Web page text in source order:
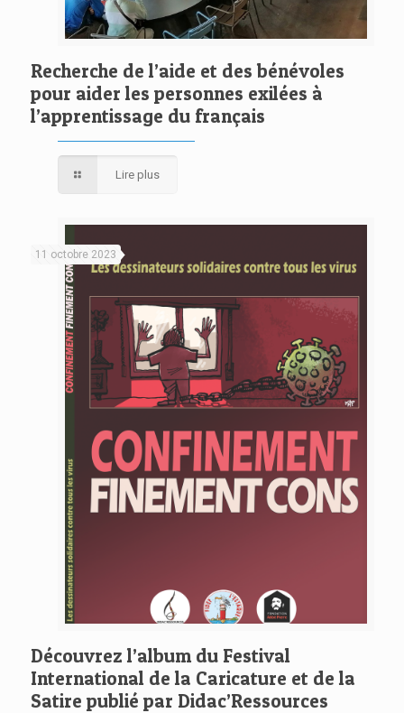
Recherche de l’aide et des bénévoles
pour aider les personnes exilées à
l’apprentissage du français
Lire plus
11 octobre 2023
Découvrez l’album du Festival
International de la Caricature et de la
Satire publié par Didac’Ressources